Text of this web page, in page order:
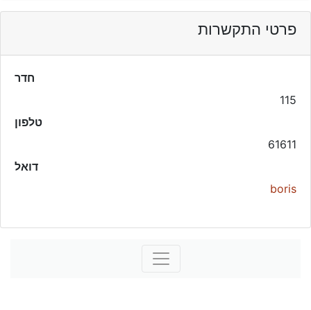
פרטי התקשרות
חדר
115
טלפון
61611
דואל
boris